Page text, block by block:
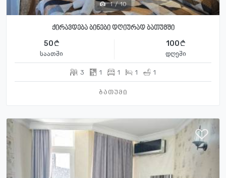
1 / 10
ქირავდება ბინები დღიურად ბათუმში
50
საათში
100
დღეში
3 1 1 1 1
ბათუმი